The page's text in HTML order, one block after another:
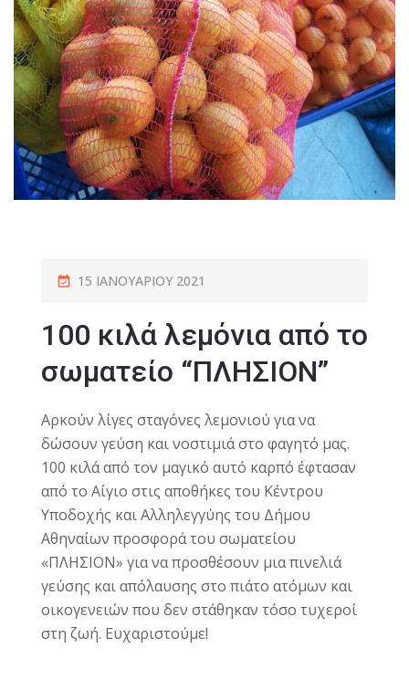
15 ΙΑΝΟΥΑΡΊΟΥ 2021
100 κιλά λεμόνια από το
σωματείο “ΠΛΗΣΙΟΝ”
Αρκούν λίγες σταγόνες λεμονιού για να
δώσουν γεύση και νοστιμιά στο φαγητό μας.
100 κιλά από τον μαγικό αυτό καρπό έφτασαν
από το Αίγιο στις αποθήκες του Κέντρου
Υποδοχής και Αλληλεγγύης του Δήμου
Αθηναίων προσφορά του σωματείου
«ΠΛΗΣΙΟΝ» για να προσθέσουν μια πινελιά
γεύσης και απόλαυσης στο πιάτο ατόμων και
οικογενειών που δεν στάθηκαν τόσο τυχεροί
στη ζωή. Ευχαριστούμε!